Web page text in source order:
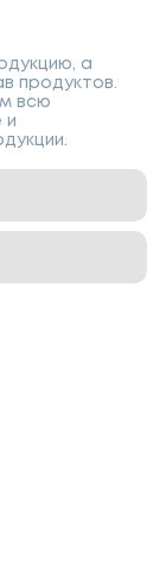
а
продуктов.
всю
и